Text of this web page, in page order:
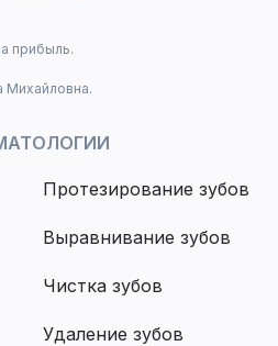
прибыль.
Михайловна.
Протезирование зубов
Выравнивание зубов
Чистка зубов
Удаление зубов